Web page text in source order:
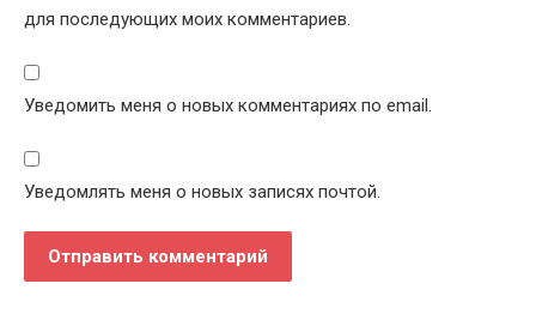
для последующих моих комментариев.
Уведомить меня о новых комментариях по email.
Уведомлять меня о новых записях почтой.